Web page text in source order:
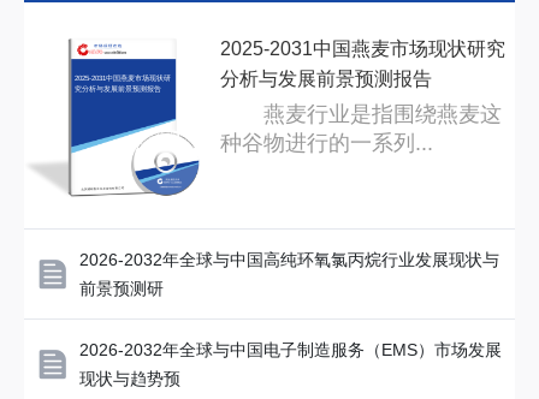
2025-2031中国燕麦市场现状研
究分析与发展前景预测报告
2025-2031中国燕麦市场现状研究
分析与发展前景预测报告
燕麦行业是指围绕燕麦这
种谷物进行的一系列...
2026-2032年全球与中国高纯环氧氯丙烷行业发展现状与
前景预测研
2026-2032年全球与中国电子制造服务（EMS）市场发展
现状与趋势预